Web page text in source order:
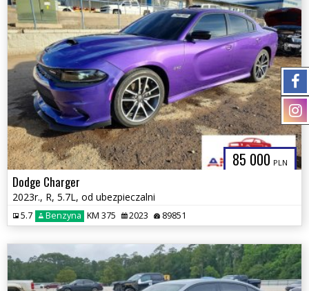
85 000 PLN
Dodge Charger
2023r., R, 5.7L, od ubezpieczalni
5.7 Benzyna KM 375 2023 89851